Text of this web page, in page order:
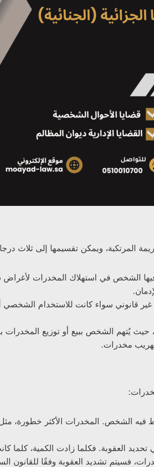
المرتكبة، ويمكن تقسيمها إلى ثلاث
الشخص في استهلاك المخدرات
قانوني سواء كانت للاستخدام
حيث يُتهم الشخص ببيع أو توزيع المخدرات
مخدرات.
الشخص. المخدرات الأكثر خطورة، مثل
العقوبة. فكلما زادت الكمية، كلما
فسيتم تشديد العقوبة وفقًا للقانون